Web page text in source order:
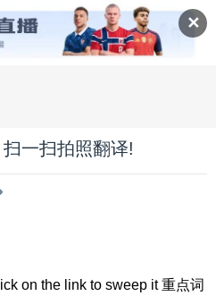
✕
一扫拍照翻译!
on the link to sweep it 重点词